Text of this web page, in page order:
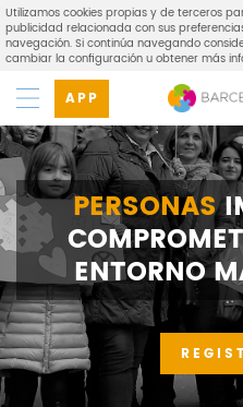
Utilizamos cookies propias y de terceros
publicidad relacionada con sus
navegación. Si continúa navegando
cambiar la configuración u obtener más
APP
PERSONAS
ENTORNO